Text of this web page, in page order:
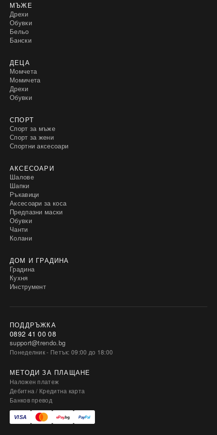
МЪЖЕ
Дрехи
Обувки
Бельо
Бански
ДЕЦА
Момчета
Момичета
Дрехи
Обувки
СПОРТ
Спорт за мъже
Спорт за жени
Спортни аксесоари
АКСЕСОАРИ
Шалове
Шапки
Ръкавици
Аксесоари за коса
Предпазни маски
Обувки
Чанти
Колани
ДОМ И ГРАДИНА
Градина
Кухня
Инструмент
ПОДДРЪЖКА
0892 41 00 08
support@trendo.bg
Понеделник - Петък: 09:00 до 18:00
МЕТОДИ ЗА ПЛАЩАНЕ
Наложен платеж
Дебитна / Кредитна карта
Банков превод